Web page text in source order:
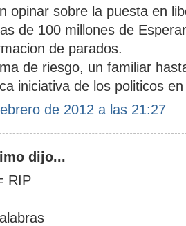
opinar sobre la puesta en
de 100 millones de
de parados.
de riesgo, un familiar
iniciativa de los politicos
de 2012 a las 21:27
dijo...
RIP